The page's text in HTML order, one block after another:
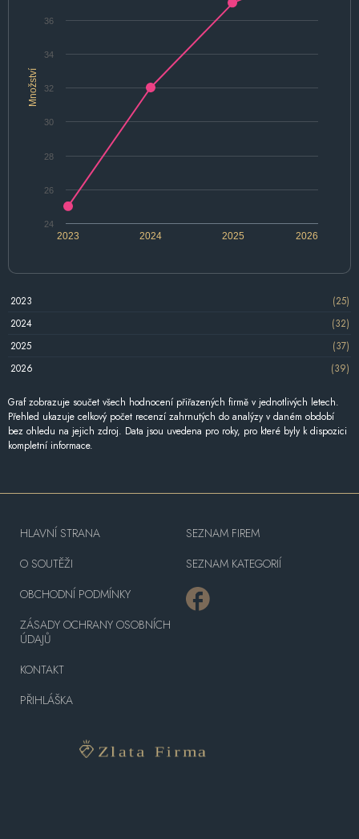
Množství
2024 2026
2023 2025
24
26
28
30
32
34
36
2023
(25)
2024
(32)
2025
(37)
2026
(39)
Graf zobrazuje součet všech hodnocení přiřazených firmě v jednotlivých letech.
Přehled ukazuje celkový počet recenzí zahrnutých do analýzy v daném období
bez ohledu na jejich zdroj. Data jsou uvedena pro roky, pro které byly k dispozici
kompletní informace.
HLAVNÍ STRANA
O SOUTĚŽI
OBCHODNÍ PODMÍNKY
ZÁSADY OCHRANY OSOBNÍCH
ÚDAJŮ
KONTAKT
PŘIHLÁŠKA
SEZNAM FIREM
SEZNAM KATEGORIÍ